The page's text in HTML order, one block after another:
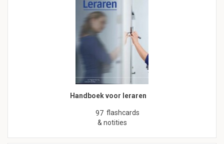
Handboek voor leraren
97 flashcards
& notities